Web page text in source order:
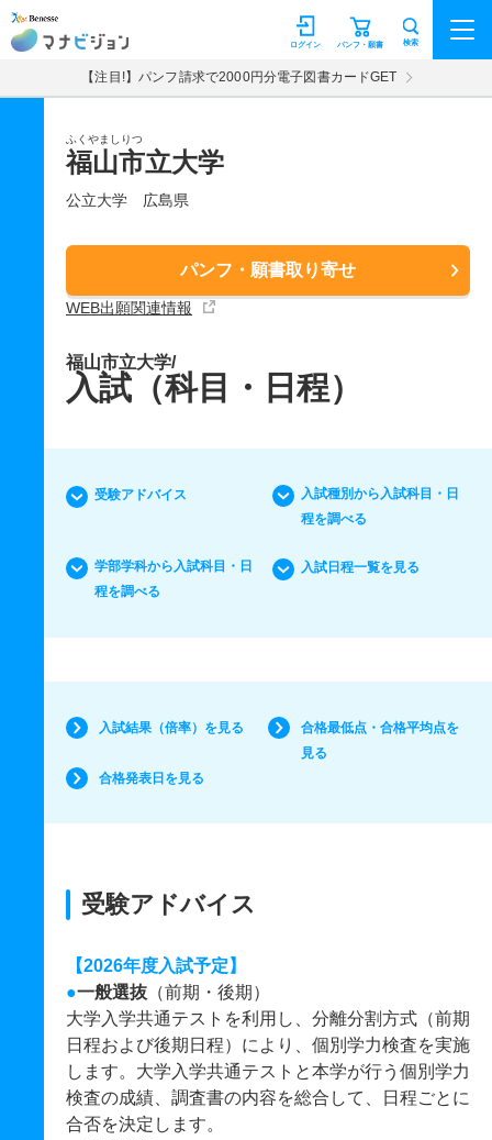
マナビジョン パンフ・願書
ログイン 検索
【注目!】パンフ請求で2000円分電子図書カードGET
ふくやましりつ
福山市立大学
公立大学 広島県
パンフ・願書取り寄せ
WEB出願関連情報
福山市立大学/
入試（科目・日程）
受験アドバイス
入試種別から入試科目・日
程を調べる
学部学科から入試科目・日
程を調べる
入試日程一覧を見る
入試結果（倍率）を見る
合格最低点・合格平均点を
見る
合格発表日を見る
受験アドバイス
【2026年度入試予定】
●一般選抜 （前期・後期）
大学入学共通テストを利用し、分離分割方式（前期
日程および後期日程）により、個別学力検査を実施
します。大学入学共通テストと本学が行う個別学力
検査の成績、調査書の内容を総合して、日程ごとに
合否を決定します。